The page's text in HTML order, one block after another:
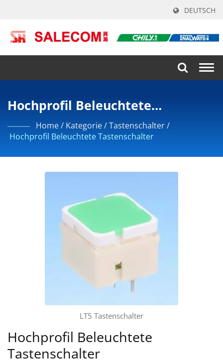
DEUTSCH
Hochprofil Beleuchtete
Tastenschalter
Home/ Kategorie/Tastenschalter/
Hochprofil Beleuchtete Tastenschalter
LT5 Tastenschalter
Hochprofil Beleuchtete
Tastenschalter